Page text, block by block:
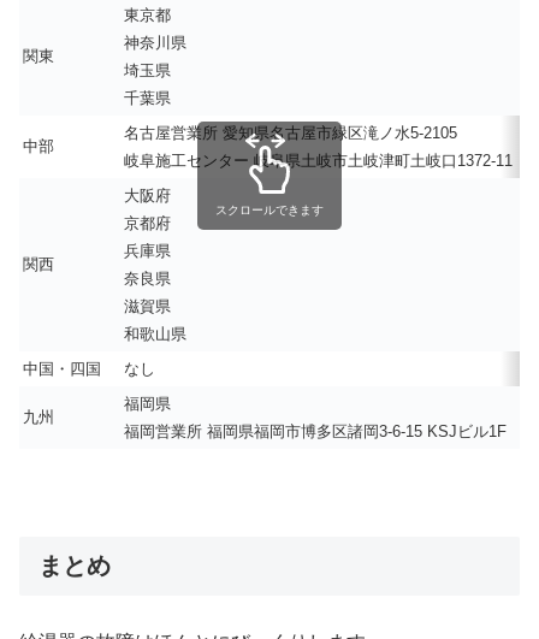
関東
東京都
神奈川県
埼玉県
千葉県
中部
名古屋営業所 愛知県名古屋市緑区滝ノ水5-2105
岐阜施工センター 岐阜県土岐市土岐津町土岐口1372-11
関西
大阪府
京都府
兵庫県
奈良県
滋賀県
和歌山県
中国・四国
なし
九州
福岡県
福岡営業所 福岡県福岡市博多区諸岡3-6-15 KSJビル1F
スクロールできます
まとめ